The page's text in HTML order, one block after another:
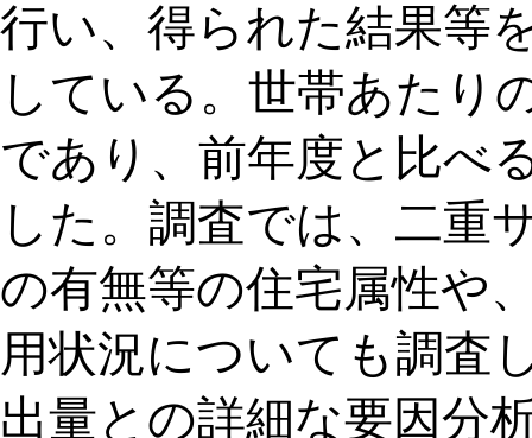
行い、得られた結果等
している。世帯あたり
であり、前年度と比べ
した。調査では、二重
の有無等の住宅属性や
用状況についても調査
出量との詳細な要因分